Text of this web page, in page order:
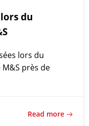
du
lors du
près de
Read more